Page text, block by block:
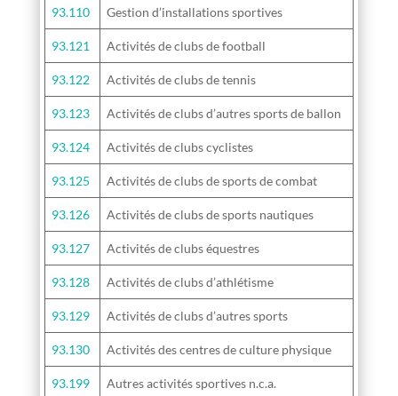
93.110 Gestion d’installations sportives
93.121 Activités de clubs de football
93.122 Activités de clubs de tennis
93.123 Activités de clubs d’autres sports de ballon
93.124 Activités de clubs cyclistes
93.125 Activités de clubs de sports de combat
93.126 Activités de clubs de sports nautiques
93.127 Activités de clubs équestres
93.128 Activités de clubs d’athlétisme
93.129 Activités de clubs d’autres sports
93.130 Activités des centres de culture physique
93.199 Autres activités sportives n.c.a.